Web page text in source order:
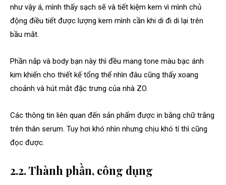
như vậy á, mình thấy sạch sẽ và tiết kiệm kem vì mình chủ
động điều tiết được lượng kem mình cần khi di đi di lại trên
bầu mắt.
Phần nắp và body bạn này thì đều mang tone màu bạc ánh
kim khiến cho thiết kế tổng thể nhìn đâu cũng thấy xoang
choảnh và hút mắt đặc trưng của nhà ZO.
Các thông tin liên quan đến sản phẩm được in bằng chữ trắng
trên thân serum. Tuy hơi khó nhìn nhưng chịu khó tí thì cũng
đọc được.
2.2. Thành phần, công dụng